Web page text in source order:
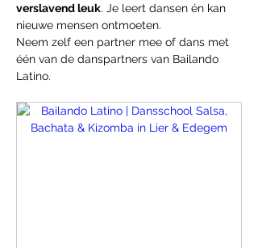
verslavend leuk. Je leert dansen én kan
nieuwe mensen ontmoeten.
Neem zelf een partner mee of dans met
één van de danspartners van Bailando
Latino.